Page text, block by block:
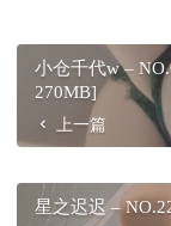
小仓千代w –
270MB]
上一篇
星之迟迟 –